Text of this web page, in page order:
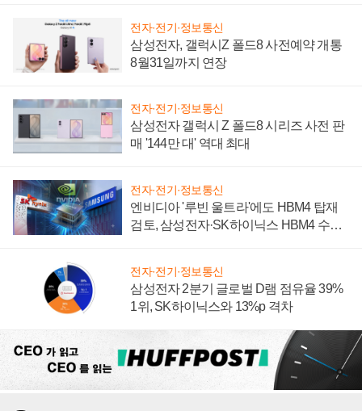
전자·전기·정보통신
삼성전자, 갤럭시Z 폴드8 사전예약 개통
8월31일까지 연장
전자·전기·정보통신
삼성전자 갤럭시 Z 폴드8 시리즈 사전 판
매 '144만 대' 역대 최대
전자·전기·정보통신
엔비디아 '루빈 울트라'에도 HBM4 탑재
검토, 삼성전자·SK하이닉스 HBM4 수율
전자·전기·정보통신
삼성전자 2분기 글로벌 D램 점유율 39%
1위, SK하이닉스와 13%p 격차